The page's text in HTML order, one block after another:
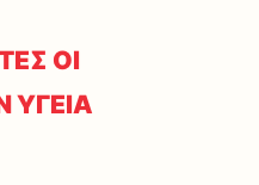
ΟΙ
ΥΓΕΙΑ